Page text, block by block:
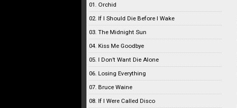
01. Orchid
02. If I Should Die Before I Wake
03. The Midnight Sun
04. Kiss Me Goodbye
05. I Don’t Want Die Alone
06. Losing Everything
07. Bruce Waine
08. If I Were Called Disco